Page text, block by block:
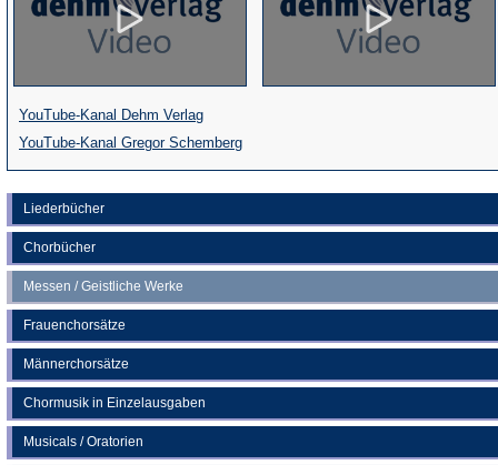
Liederbücher
Chorbücher
Messen / Geistliche Werke
Frauenchorsätze
Männerchorsätze
Chormusik in Einzelausgaben
Musicals / Oratorien
YouTube-Kanal Dehm Verlag(Öffnet
in
einem
neuen
Tab)
YouTube-Kanal Gregor Schemberg(Öffnet
in
einem
neuen